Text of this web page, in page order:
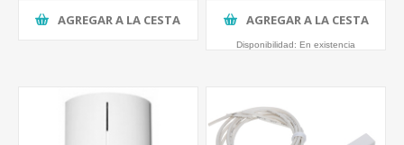
AGREGAR A LA CESTA AGREGAR A LA CESTA
Disponibilidad: En existencia